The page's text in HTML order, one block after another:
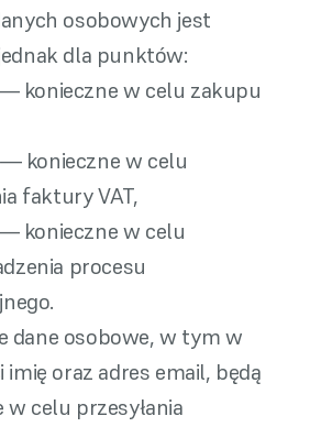
osobowych jest
dla punktów:
konieczne w celu zakupu
konieczne w celu
faktury VAT,
konieczne w celu
procesu
dane osobowe, w tym w
oraz adres email, będą
celu przesyłania